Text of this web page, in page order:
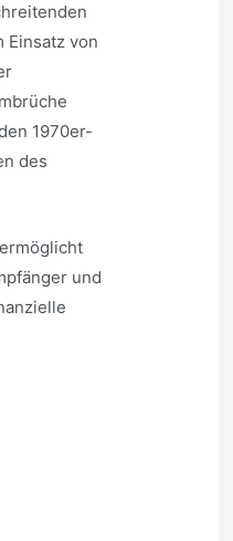
Einsatz von
1970er-
des
und